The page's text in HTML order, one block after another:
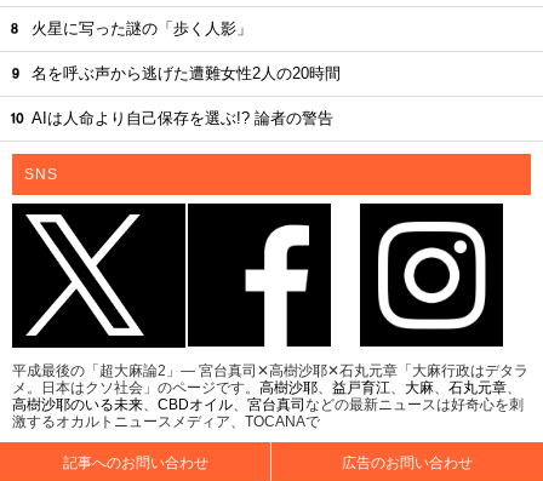
火星に写った謎の「歩く人影」
名を呼ぶ声から逃げた遭難女性2人の20時間
AIは人命より自己保存を選ぶ!? 論者の警告
SNS
平成最後の「超大麻論2」― 宮台真司✕高樹沙耶✕石丸元章「大麻行政はデタラ
メ。日本はクソ社会」のページです。 高樹沙耶 益戸育江 大麻 石丸元章
高樹沙耶のいる未来
CBDオイル 宮台真司などの最新ニュースは好奇心を刺
激するオカルトニュースメディア、TOCANAで
記事へのお問い合わせ 広告のお問い合わせ